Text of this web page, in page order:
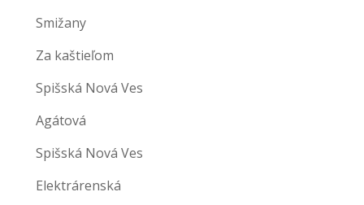
Smižany
Za kaštieľom
Spišská Nová Ves
Agátová
Spišská Nová Ves
Elektrárenská